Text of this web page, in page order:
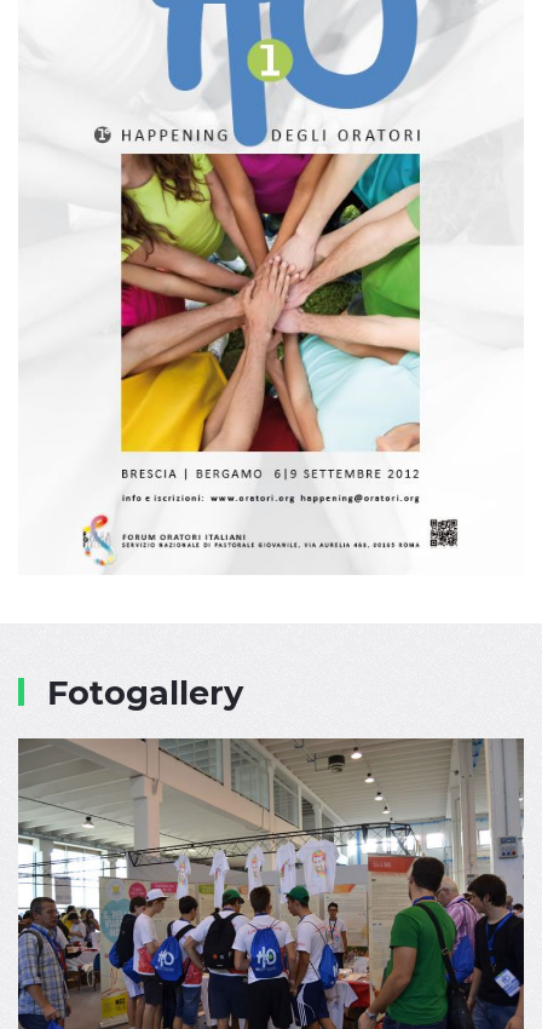
Fotogallery